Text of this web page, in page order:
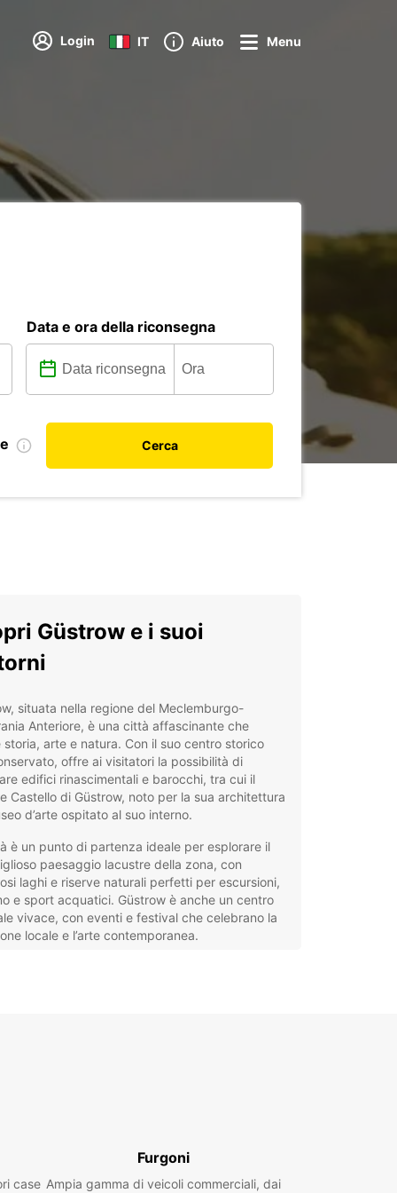
Login IT Aiuto Menu
Data e ora della riconsegna
Cerca
Güstrow e i suoi
situata nella regione del Meclemburgo-
Anteriore, è una città affascinante che
storia, arte e natura. Con il suo centro storico
offre ai visitatori la possibilità di
edifici rinascimentali e barocchi, tra cui il
Castello di Güstrow, noto per la sua architettura
d’arte ospitato al suo interno.
è un punto di partenza ideale per esplorare il
paesaggio lacustre della zona, con
laghi e riserve naturali perfetti per escursioni,
e sport acquatici. Güstrow è anche un centro
vivace, con eventi e festival che celebrano la
locale e l’arte contemporanea.
offre un servizio di noleggio auto a Güstrow
per soddisfare ogni esigenza di viaggio. Che si
un weekend turistico o di un soggiorno più
case
Furgoni
Ampia gamma di veicoli commerciali, dai